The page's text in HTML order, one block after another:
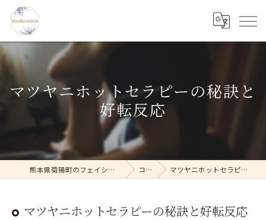
マツヤニホットセラピーの秘訣と
好転反応
熊本県菊陽町のフェイシャルならmoderation コラム マツヤニホットセラピーの秘訣と好転反応
マツヤニホットセラピーの秘訣と好転反応